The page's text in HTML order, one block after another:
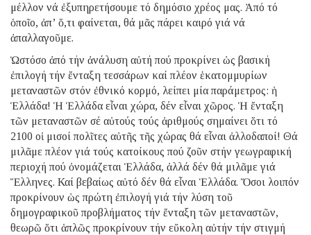
μέλλον νά ἐξυπηρετήσουμε τό δημόσιο χρέος μας. Ἀπό τό
ὁποῖο, ἀπ’ ὅ,τι φαίνεται, θά μᾶς πάρει καιρό γιά νά
ἀπαλλαγοῦμε.
Ὡστόσο ἀπό τήν ἀνάλυση αὐτή πού προκρίνει ὡς βασική
ἐπιλογή τήν ἔνταξη τεσσάρων καί πλέον ἑκατομμυρίων
μεταναστῶν στόν ἐθνικό κορμό, λείπει μία παράμετρος: ἡ
Ἑλλάδα! Ἡ Ἑλλάδα εἶναι χώρα, δέν εἶναι χῶρος. Ἡ ἔνταξη
τῶν μεταναστῶν σέ αὐτούς τούς ἀριθμούς σημαίνει ὅτι τό
2100 οἱ μισοί πολῖτες αὐτῆς τῆς χώρας θά εἶναι ἀλλοδαποί! Θά
μιλᾶμε πλέον γιά τούς κατοίκους πού ζοῦν στήν γεωγραφική
περιοχή πού ὀνομάζεται Ἑλλάδα, ἀλλά δέν θά μιλᾶμε γιά
Ἕλληνες. Καί βεβαίως αὐτό δέν θά εἶναι Ἑλλάδα. Ὅσοι λοιπόν
προκρίνουν ὡς πρώτη ἐπιλογή γιά τήν λύση τοῦ
δημογραφικοῦ προβλήματος τήν ἔνταξη τῶν μεταναστῶν,
θεωρῶ ὅτι ἁπλῶς προκρίνουν τήν εὔκολη αὐτήν τήν στιγμή